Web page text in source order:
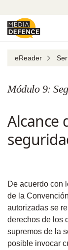
content
eReader
Alcance
Módulo 9:
De acuerdo con
de la
autorizadas se
derechos de los
supremos de la
posible invocar